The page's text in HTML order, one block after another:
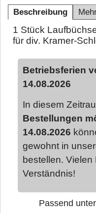
Beschreibung
1 Stück
für div. Kramer-
Betriebsferien
14.08.2026
In diesem
Bestellungen
14.08.2026
gewohnt in
bestellen. Vielen
Verständnis!
Passend